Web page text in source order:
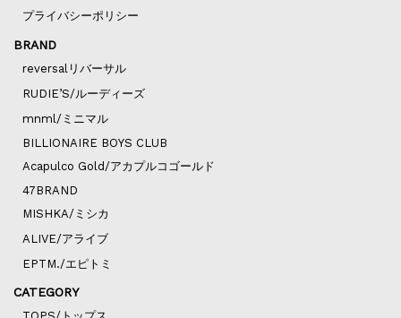
プライバシーポリシー
BRAND
reversalリバーサル
RUDIE’S/ルーディーズ
mnml/ミニマル
BILLIONAIRE BOYS CLUB
Acapulco Gold/アカプルコゴールド
47BRAND
MISHKA/ミシカ
ALIVE/アライブ
EPTM./エピトミ
CATEGORY